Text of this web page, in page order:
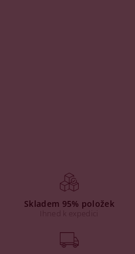
Skladem 95% položek
Ihned k expedici